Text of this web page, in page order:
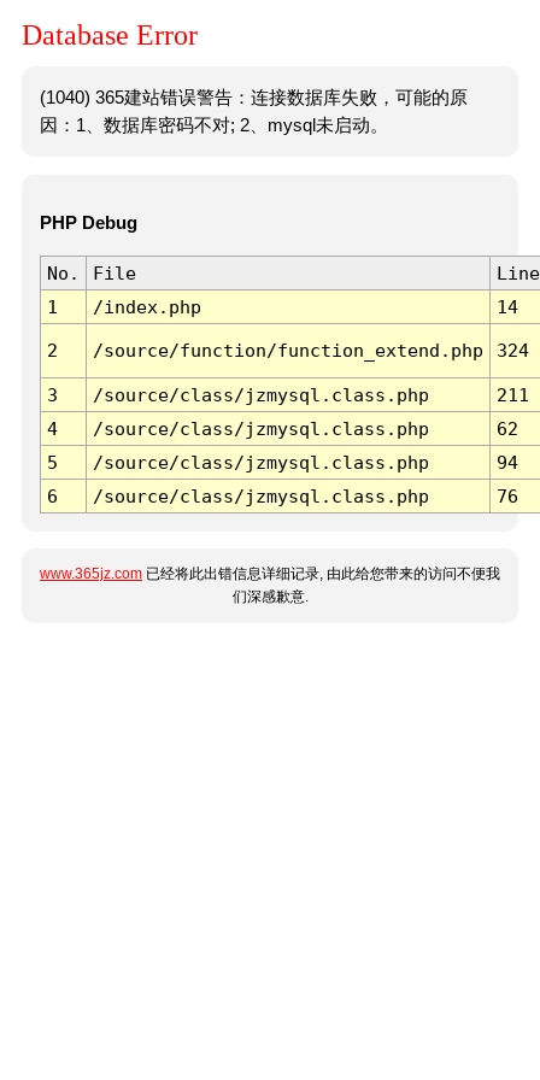
Database Error
(1040) 365建站错误警告：连接数据库失败，可能的原
因：1、数据库密码不对; 2、mysql未启动。
PHP Debug
No. File
Line
1
/index.php 14
2 /source/function/function_extend.php 324
3 /source/class/jzmysql.class.php
211
4
/source/class/jzmysql.class.php
62
5
/source/class/jzmysql.class.php
94
6
/source/class/jzmysql.class.php 76
www.365jz.com 已经将此出错信息详细记录, 由此给您带来的访问不便我
们深感歉意.